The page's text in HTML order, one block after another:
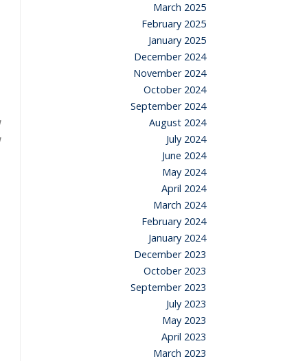
March 2025
February 2025
January 2025
December 2024
November 2024
October 2024
September 2024
August 2024
July 2024
June 2024
May 2024
April 2024
March 2024
February 2024
January 2024
December 2023
October 2023
September 2023
July 2023
May 2023
April 2023
March 2023